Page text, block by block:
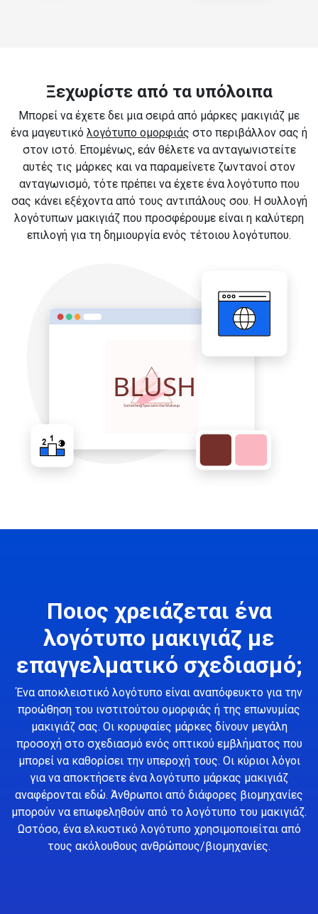
Ξεχωρίστε από τα υπόλοιπα
Μπορεί να έχετε δει μια σειρά από μάρκες μακιγιάζ με
ένα μαγευτικό λογότυπο ομορφιάς στο περιβάλλον σας ή
στον ιστό. Επομένως, εάν θέλετε να ανταγωνιστείτε
αυτές τις μάρκες και να παραμείνετε ζωντανοί στον
ανταγωνισμό, τότε πρέπει να έχετε ένα λογότυπο που
σας κάνει εξέχοντα από τους αντιπάλους σου. Η συλλογή
λογότυπων μακιγιάζ που προσφέρουμε είναι η καλύτερη
επιλογή για τη δημιουργία ενός τέτοιου λογότυπου.
Ποιος χρειάζεται ένα
λογότυπο μακιγιάζ με
επαγγελματικό σχεδιασμό;
Ένα αποκλειστικό λογότυπο είναι αναπόφευκτο για την
προώθηση του ινστιτούτου ομορφιάς ή της επωνυμίας
μακιγιάζ σας. Οι κορυφαίες μάρκες δίνουν μεγάλη
προσοχή στο σχεδιασμό ενός οπτικού εμβλήματος που
μπορεί να καθορίσει την υπεροχή τους. Οι κύριοι λόγοι
για να αποκτήσετε ένα λογότυπο μάρκας μακιγιάζ
αναφέρονται εδώ. Άνθρωποι από διάφορες βιομηχανίες
μπορούν να επωφεληθούν από το λογότυπο του μακιγιάζ.
Ωστόσο, ένα ελκυστικό λογότυπο χρησιμοποιείται από
τους ακόλουθους ανθρώπους/βιομηχανίες.